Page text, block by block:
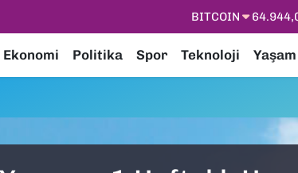
BITCOIN
EURO
Ekonomi Politika Spor Teknoloji Yaşam